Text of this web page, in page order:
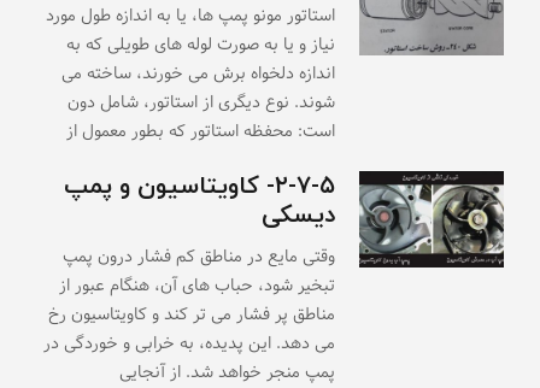
استاتور مونو پمپ ها، یا به اندازه طول مورد
نیاز و یا به صورت لوله های طویلی که به
اندازه دلخواه برش می خورند، ساخته می
شوند. نوع دیگری از استاتور، شامل دون
است: محفظه استاتور که بطور معمول از
۲-۷-۵- کاویتاسیون و پمپ
دیسکی
وقتی مایع در مناطق کم فشار درون پمپ
تبخیر شود، حباب های آن، هنگام عبور از
مناطق پر فشار می تر کند و کاویتاسیون رخ
می دهد. این پدیده، به خرابی و خوردگی در
پمپ منجر خواهد شد. از آنجایی